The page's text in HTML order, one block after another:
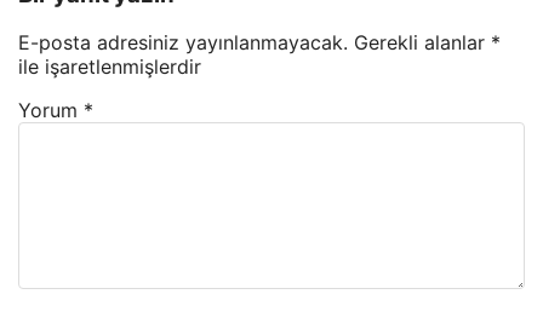
E-posta adresiniz yayınlanmayacak. Gerekli alanlar *
ile işaretlenmişlerdir
Yorum *